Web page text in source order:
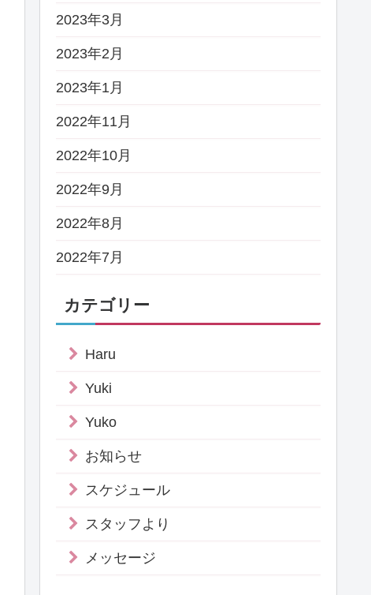
2023年3月
2023年2月
2023年1月
2022年11月
2022年10月
2022年9月
2022年8月
2022年7月
カテゴリー
Haru
Yuki
Yuko
お知らせ
スケジュール
スタッフより
メッセージ